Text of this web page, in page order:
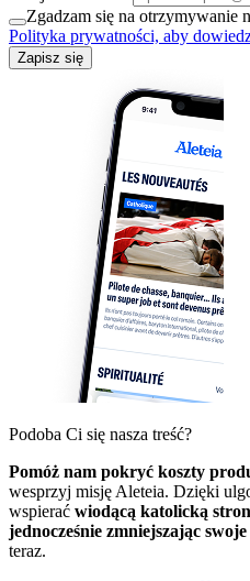
Zgadzam się na otrzymywanie
Polityka prywatności, aby
Zapisz się
Podoba Ci się nasza treść?
Pomóż nam pokryć koszty
wesprzyj misję Aleteia. Dzięki
wspierać wiodącą katolicką
jednocześnie zmniejszając
teraz.